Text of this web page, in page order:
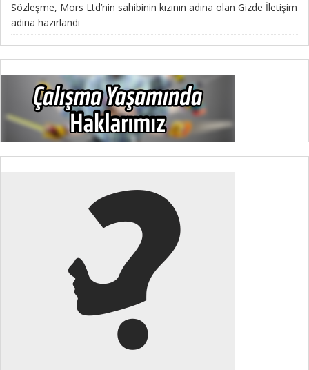
Sözleşme, Mors Ltd’nin sahibinin kızının adına olan Gizde İletişim
adına hazırlandı